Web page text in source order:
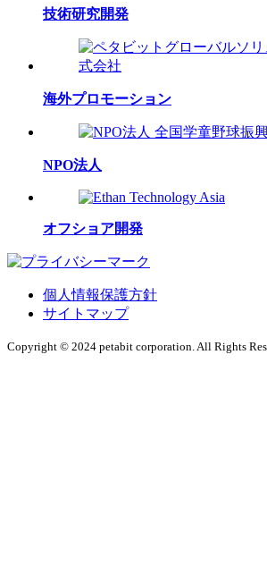
技術研究開発
海外プロモーション
NPO法人
オフショア開発
個人情報保護方針
サイトマップ
Copyright © 2024 petabit corporation. All Rights